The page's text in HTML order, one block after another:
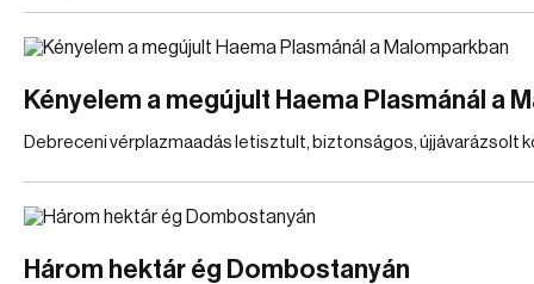
Kényelem a megújult Haema Plasmánál a
Debreceni vérplazmaadás letisztult, biztonságos, újjávarázsolt
Három hektár ég Dombostanyán